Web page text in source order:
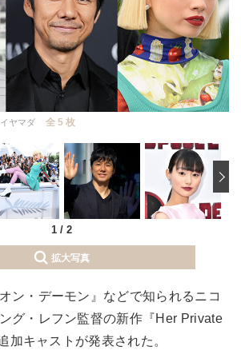
ヤマダ 全 5 枚
1 / 2
拡大写真
ン・デーモン』などで知られるニコ
グ・レフン監督の新作『Her Private
加キャストが発表された。